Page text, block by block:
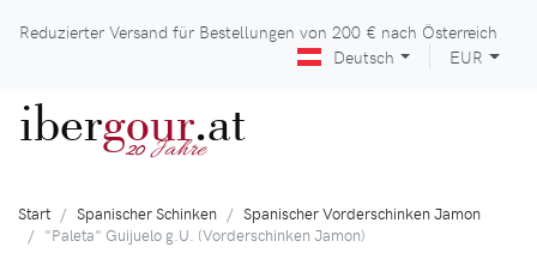
Reduzierter Versand für Bestellungen von 200 € nach Österreich
Deutsch
EUR
ibergour
20 Jahre.at
Start Spanischer Schinken
Spanischer Vorderschinken Jamon
"Paleta" Guijuelo g.U. (Vorderschinken Jamon)